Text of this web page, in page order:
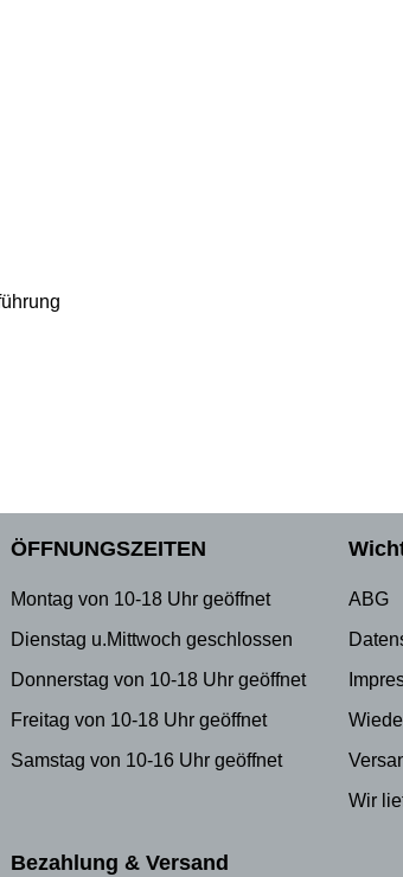
ÖFFNUNGSZEITEN
Montag von 10-18 Uhr geöffnet
Dienstag u.Mittwoch geschlossen
Donnerstag von 10-18 Uhr geöffnet
Freitag von 10-18 Uhr geöffnet
Samstag von 10-16 Uhr geöffnet
ABG
Wir
Bezahlung & Versand